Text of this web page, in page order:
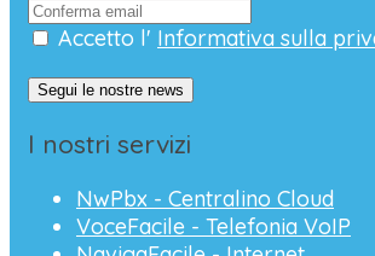
Accetto l' Informativa sulla
Segui le nostre news
I nostri servizi
NwPbx - Centralino Cloud
VoceFacile - Telefonia VoIP